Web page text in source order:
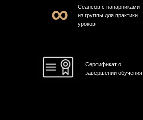
∞
Сеансов с напарниками
из группы для практики
уроков
Сертификат о
завершении обучения